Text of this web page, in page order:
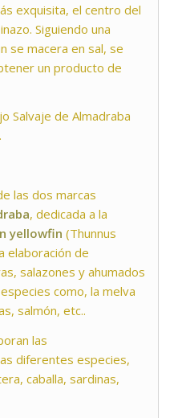
exquisita, el centro del
Siguiendo una
se macera en sal, se
un producto de
Salvaje de Almadraba
las dos marcas
, dedicada a la
yellowfin (Thunnus
elaboración de
salazones y ahumados
como, la melva
salmón, etc..
las
diferentes especies,
caballa, sardinas,